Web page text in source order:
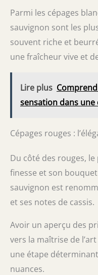
Parmi les cépages
sauvignon sont les
souvent riche et
une fraîcheur vive et
Lire plus
sensation dans
Cépages rouges :
Du côté des rouges,
finesse et son
sauvignon est
et ses notes de cassis.
Avoir un aperçu des
vers la maîtrise de
une étape
nuances.